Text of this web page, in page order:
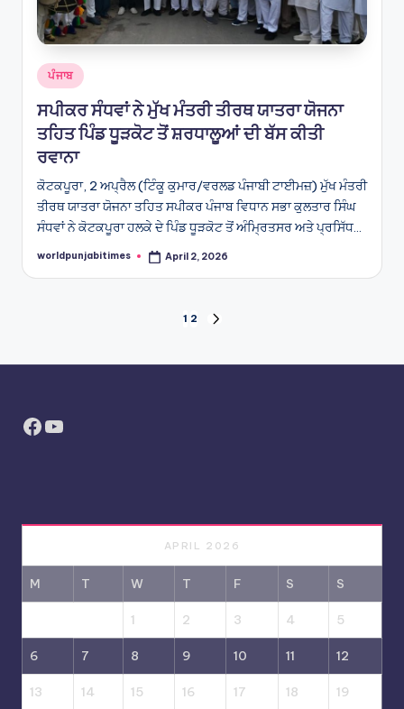
Posted
ਪੰਜਾਬ
ਸਪੀਕਰ ਸੰਧਵਾਂ ਨੇ ਮੁੱਖ ਮੰਤਰੀ ਤੀਰਥ ਯਾਤਰਾ ਯੋਜਨਾ
ਤਹਿਤ ਪਿੰਡ ਧੂੜਕੋਟ ਤੋਂ ਸ਼ਰਧਾਲੂਆਂ ਦੀ ਬੱਸ ਕੀਤੀ
ਰਵਾਨਾ
ਕੋਟਕਪੂਰਾ, 2 ਅਪ੍ਰੈਲ (ਟਿੰਕੂ ਕੁਮਾਰ/ਵਰਲਡ ਪੰਜਾਬੀ ਟਾਈਮਜ਼) ਮੁੱਖ ਮੰਤਰੀ
ਤੀਰਥ ਯਾਤਰਾ ਯੋਜਨਾ ਤਹਿਤ ਸਪੀਕਰ ਪੰਜਾਬ ਵਿਧਾਨ ਸਭਾ ਕੁਲਤਾਰ ਸਿੰਘ
ਸੰਧਵਾਂ ਨੇ ਕੋਟਕਪੂਰਾ ਹਲਕੇ ਦੇ ਪਿੰਡ ਧੂੜਕੋਟ ਤੋਂ ਅੰਮ੍ਰਿਤਸਰ ਅਤੇ ਪ੍ਰਸਿੱਧ…
Posted
worldpunjabitimes April 2, 2026
pagination
1 2
Facebook
YouTube
APRIL 2026
M T W T F S S
1 2 3 4 5
6 7 8 9 10 11 12
13 14 15 16 17 18 19